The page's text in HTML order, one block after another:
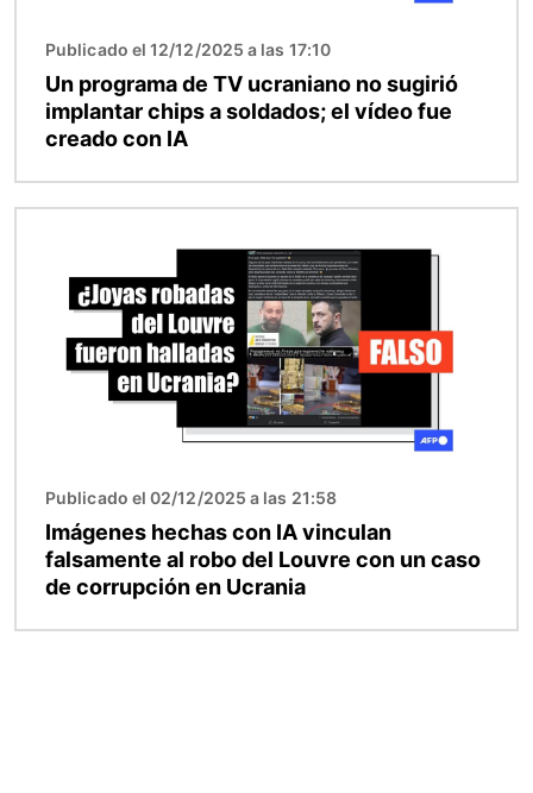
Publicado el 12/12/2025 a las 17:10
Un programa de TV ucraniano no sugirió
implantar chips a soldados; el vídeo fue
creado con IA
Publicado el 02/12/2025 a las 21:58
Imágenes hechas con IA vinculan
falsamente al robo del Louvre con un caso
de corrupción en Ucrania